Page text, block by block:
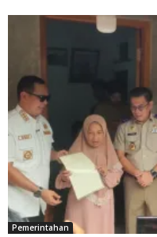
Pemerintahan